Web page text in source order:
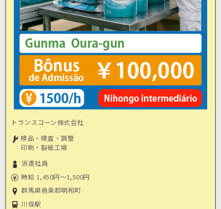
トランスコーン株式会社
検品・検査・調整
印刷・製紙工場
派遣社員
時給 1,450円～1,500円
群馬県邑楽郡明和町
川俣駅